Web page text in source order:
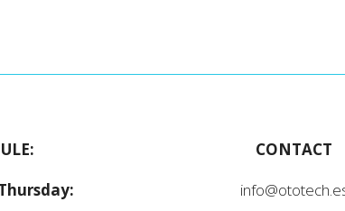
CONTACT